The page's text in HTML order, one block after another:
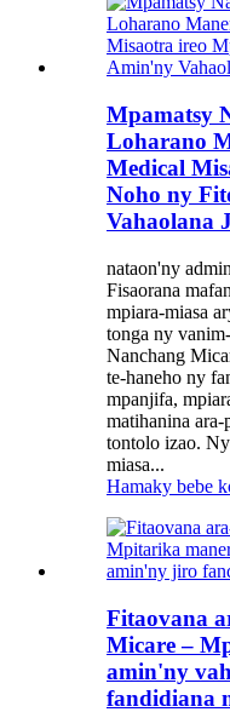
Mpamatsy
Loharano
Medical
Noho ny
Vahaolana
nataon'ny
Fisaorana
mpiara-miasa
tonga ny
Nanchang
te-haneho ny
mpanjifa,
matihanina ara-
tontolo izao.
miasa...
Hamaky bebe
Fitaovana
Micare –
amin'ny
fandidiana